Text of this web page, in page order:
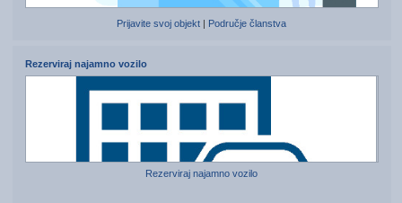
Prijavite svoj objekt Područje članstva
Rezerviraj najamno vozilo
Rezerviraj najamno vozilo